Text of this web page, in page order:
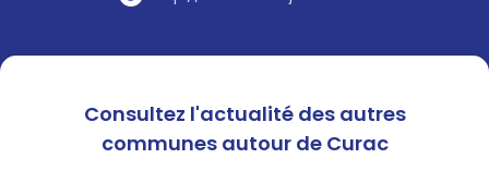
Consultez l'actualité des autres
communes autour de Curac